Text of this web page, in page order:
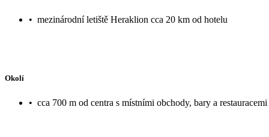
• mezinárodní letiště Heraklion cca 20 km od hotelu
Okolí
• cca 700 m od centra s místními obchody, bary a restauracemi